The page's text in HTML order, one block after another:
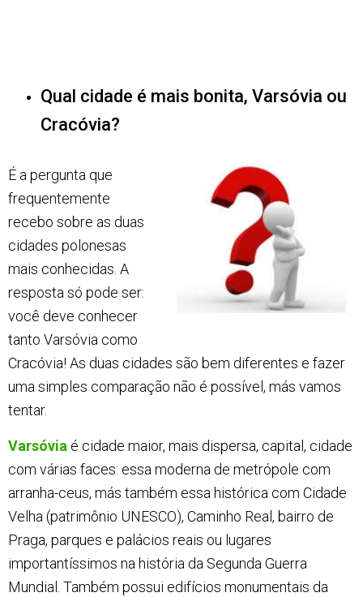
Qual cidade é mais bonita, Varsóvia ou
Cracóvia?
É a pergunta que
frequentemente
recebo sobre as duas
cidades polonesas
mais conhecidas. A
resposta só pode ser:
você deve conhecer
tanto Varsóvia como
Cracóvia! As duas cidades são bem diferentes e fazer
uma simples comparação não é possível, más vamos
tentar.
Varsóvia é cidade maior, mais dispersa, capital, cidade
com várias faces: essa moderna de metrópole com
arranha-ceus, más também essa histórica com Cidade
Velha (patrimônio UNESCO), Caminho Real, bairro de
Praga, parques e palácios reais ou lugares
importantíssimos na história da Segunda Guerra
Mundial. Também possui edifícios monumentais da